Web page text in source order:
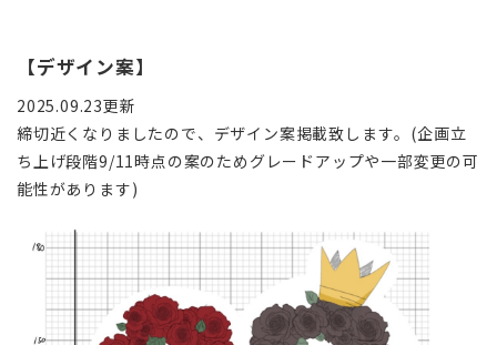
【デザイン案】
2025.09.23更新
締切近くなりましたので、デザイン案掲載致します。(企画立
ち上げ段階9/11時点の案のためグレードアップや一部変更の可
能性があります)